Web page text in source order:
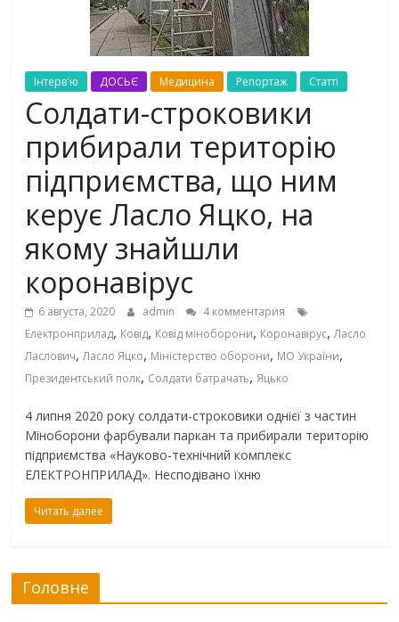
Інтерв'ю ДОСЬЄ Медицина Репортаж Статті
Солдати-строковики
прибирали територію
підприємства, що ним
керує Ласло Яцко, на
якому знайшли
коронавірус
6 августа, 2020 admin
4 комментария
Електронприлад, Ковід, Ковід міноборони, Коронавірус,Ласло
Ласлович,Ласло Яцко, Міністерство оборони, МО України,
Президентський полк, Солдати батрачать,Яцько
4 липня 2020 року солдати-строковики однієї з частин
Міноборони фарбували паркан та прибирали територію
підприємства «Науково-технічний комплекс
ЕЛЕКТРОНПРИЛАД». Несподівано їхню
Читать далее
Головне